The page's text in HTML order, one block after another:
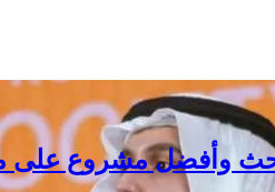
وأفضل مشروع على